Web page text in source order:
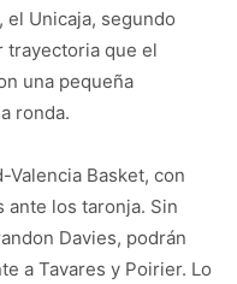
Unicaja, segundo
trayectoria que el
una pequeña
ronda.
Valencia Basket, con
los taronja. Sin
Davies, podrán
a Tavares y Poirier. Lo